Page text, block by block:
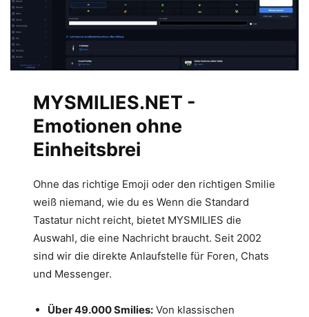
MYSMILIES.NET -
Emotionen ohne
Einheitsbrei
Ohne das richtige Emoji oder den richtigen Smilie
weiß niemand, wie du es Wenn die Standard
Tastatur nicht reicht, bietet MYSMILIES die
Auswahl, die eine Nachricht braucht. Seit 2002
sind wir die direkte Anlaufstelle für Foren, Chats
und Messenger.
Über 49.000 Smilies: Von klassischen